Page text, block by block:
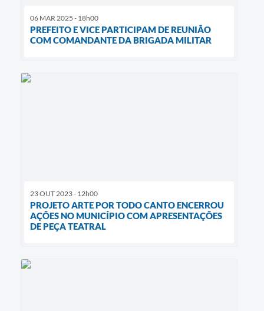
06 MAR 2025 - 18h00
PREFEITO E VICE PARTICIPAM DE REUNIÃO
COM COMANDANTE DA BRIGADA MILITAR
23 OUT 2023 - 12h00
PROJETO ARTE POR TODO CANTO ENCERROU
AÇÕES NO MUNICÍPIO COM APRESENTAÇÕES
DE PEÇA TEATRAL